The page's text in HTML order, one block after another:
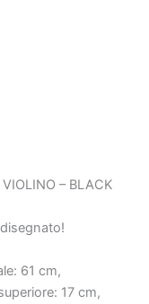
– BLACK
61 cm,
17 cm,